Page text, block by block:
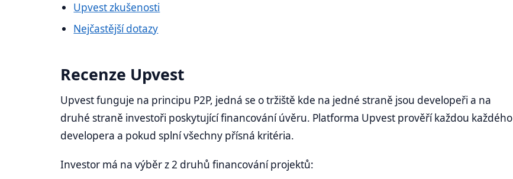
Upvest zkušenosti
Nejčastější dotazy
Recenze Upvest
Upvest funguje na principu P2P, jedná se o tržiště kde na jedné straně jsou developeři a na
druhé straně investoři poskytující financování úvěru. Platforma Upvest prověří každou každého
developera a pokud splní všechny přísná kritéria.
Investor má na výběr z 2 druhů financování projektů: